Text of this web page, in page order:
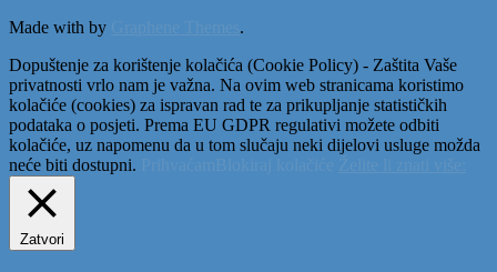
Made with by
.
Dopuštenje za korištenje kolačića (Cookie Policy) - Zaštita Vaše
privatnosti vrlo nam je važna. Na ovim web stranicama koristimo
kolačiće (cookies) za ispravan rad te za prikupljanje statističkih
podataka o posjeti. Prema EU GDPR regulativi možete odbiti
kolačiće, uz napomenu da u tom slučaju neki dijelovi usluge možda
neće biti dostupni.
Zatvori